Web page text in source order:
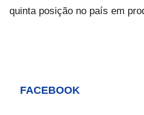
quinta posição no país em
FACEBOOK